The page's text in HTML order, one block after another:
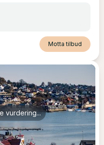
Motta tilbud
vurdering...